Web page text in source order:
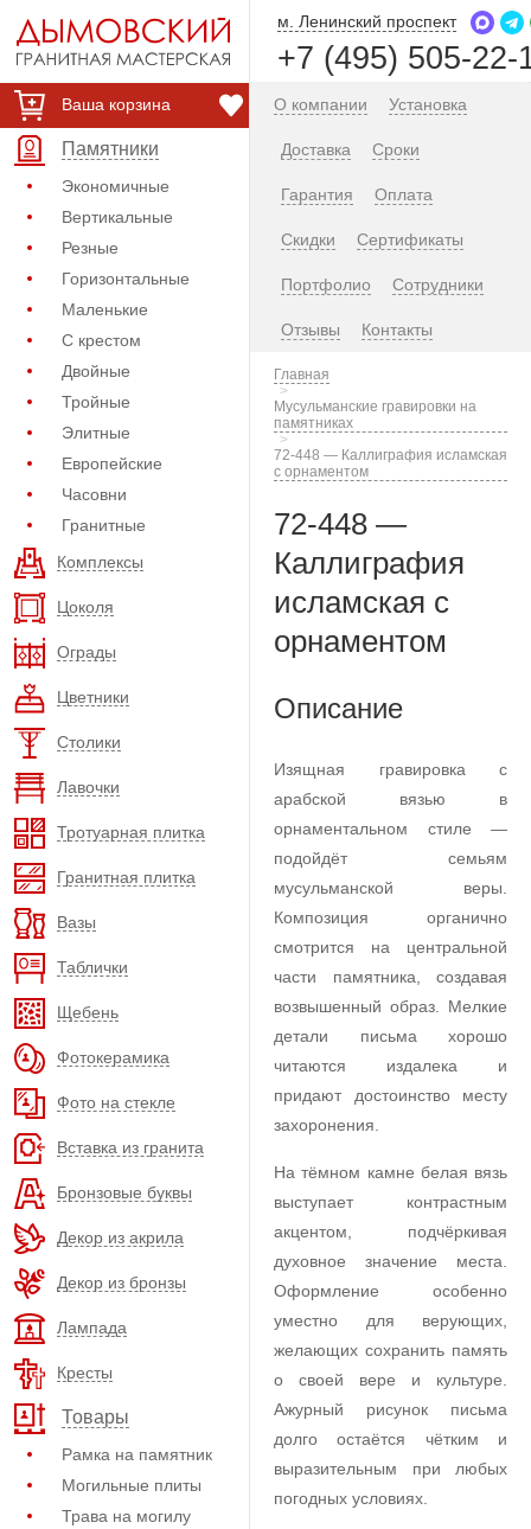
Ваша корзина
Памятники
Экономичные
Вертикальные
Резные
Горизонтальные
Маленькие
С крестом
Двойные
Тройные
Элитные
Европейские
Часовни
Гранитные
Комплексы
Цоколя
Ограды
Цветники
Столики
Лавочки
Тротуарная плитка
Гранитная плитка
Вазы
Таблички
Щебень
Фотокерамика
Фото на стекле
Вставка из гранита
Бронзовые буквы
Декор из акрила
Декор из бронзы
Лампада
Кресты
Товары
Рамка на памятник
Могильные плиты
Трава на могилу
м. Ленинский проспект
+7 (495) 505-22-
О компании Установка
Доставка Сроки
Гарантия Оплата
Скидки Сертификаты
Портфолио Сотрудники
Отзывы Контакты
Главная
Мусульманские гравировки на
памятниках
72-448 — Каллиграфия исламская
с орнаментом
72-448 —
Каллиграфия
исламская с
орнаментом
Описание
Изящная гравировка с
арабской вязью в
орнаментальном стиле —
подойдёт семьям
мусульманской веры.
Композиция органично
смотрится на центральной
части памятника, создавая
возвышенный образ. Мелкие
детали письма хорошо
читаются издалека и
придают достоинство месту
захоронения.
На тёмном камне белая вязь
выступает контрастным
акцентом, подчёркивая
духовное значение места.
Оформление особенно
уместно для верующих,
желающих сохранить память
о своей вере и культуре.
Ажурный рисунок письма
долго остаётся чётким и
выразительным при любых
погодных условиях.